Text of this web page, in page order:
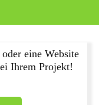
eine Website
Ihrem Projekt!